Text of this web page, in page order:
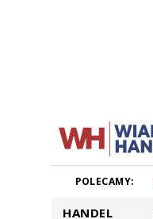
POLECAMY:
HANDEL